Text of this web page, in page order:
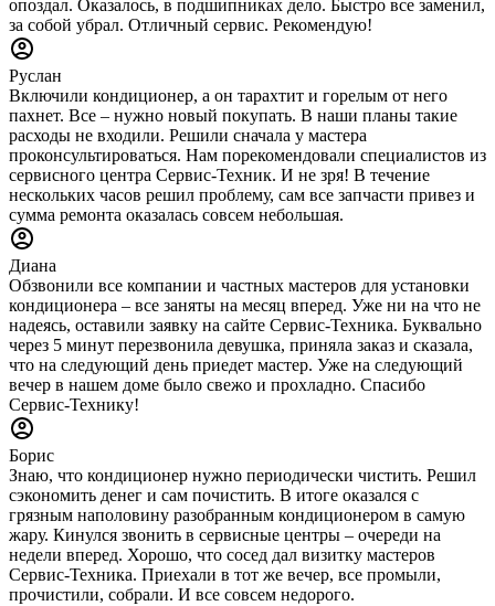
опоздал. Оказалось, в подшипниках дело. Быстро все заменил,
за собой убрал. Отличный сервис. Рекомендую!
Руслан
Включили кондиционер, а он тарахтит и горелым от него
пахнет. Все – нужно новый покупать. В наши планы такие
расходы не входили. Решили сначала у мастера
проконсультироваться. Нам порекомендовали специалистов из
сервисного центра Сервис-Техник. И не зря! В течение
нескольких часов решил проблему, сам все запчасти привез и
сумма ремонта оказалась совсем небольшая.
Диана
Обзвонили все компании и частных мастеров для установки
кондиционера – все заняты на месяц вперед. Уже ни на что не
надеясь, оставили заявку на сайте Сервис-Техника. Буквально
через 5 минут перезвонила девушка, приняла заказ и сказала,
что на следующий день приедет мастер. Уже на следующий
вечер в нашем доме было свежо и прохладно. Спасибо
Сервис-Технику!
Борис
Знаю, что кондиционер нужно периодически чистить. Решил
сэкономить денег и сам почистить. В итоге оказался с
грязным наполовину разобранным кондиционером в самую
жару. Кинулся звонить в сервисные центры – очереди на
недели вперед. Хорошо, что сосед дал визитку мастеров
Сервис-Техника. Приехали в тот же вечер, все промыли,
прочистили, собрали. И все совсем недорого.